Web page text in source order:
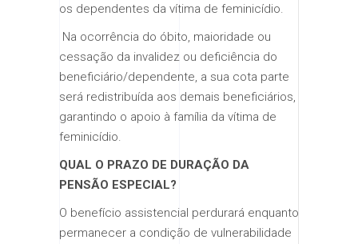
os dependentes da vítima de feminicídio.
​ ​Na ocorrência do óbito, maioridade ou
cessação da invalidez ou deficiência do
beneficiário/dependente, a sua cota parte
será redistribuída aos demais beneficiários,
garantindo o apoio à família da vítima de
feminicídio.
QUAL O PRAZO DE DURAÇÃO DA
PENSÃO ESPECIAL?
​O benefício assistencial perdurará enquanto
permanecer a condição de vulnerabilidade